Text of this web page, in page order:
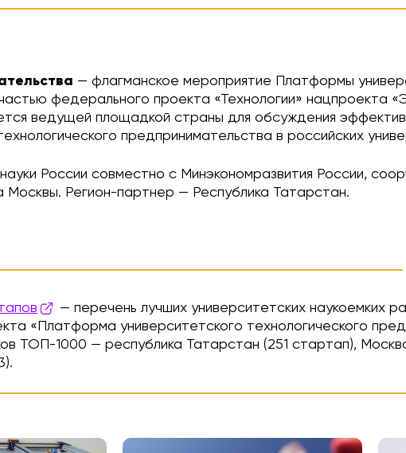
— флагманское мероприятие Платформы
федерального проекта «Технологии» нацпроекта
ведущей площадкой страны для обсуждения
предпринимательства в российских
России совместно с Минэкономразвития России,
Москвы. Регион-партнер — Республика Татарстан.
— перечень лучших университетских наукоемких
«Платформа университетского технологического
ТОП-1000 — республика Татарстан (251 стартап),